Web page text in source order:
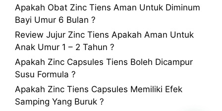
Apakah Obat Zinc Tiens Aman Untuk Diminum
Bayi Umur 6 Bulan ?
Review Jujur Zinc Tiens Apakah Aman Untuk
Anak Umur 1 – 2 Tahun ?
Apakah Zinc Capsules Tiens Boleh Dicampur
Susu Formula ?
Apakah Zinc Tiens Capsules Memiliki Efek
Samping Yang Buruk ?